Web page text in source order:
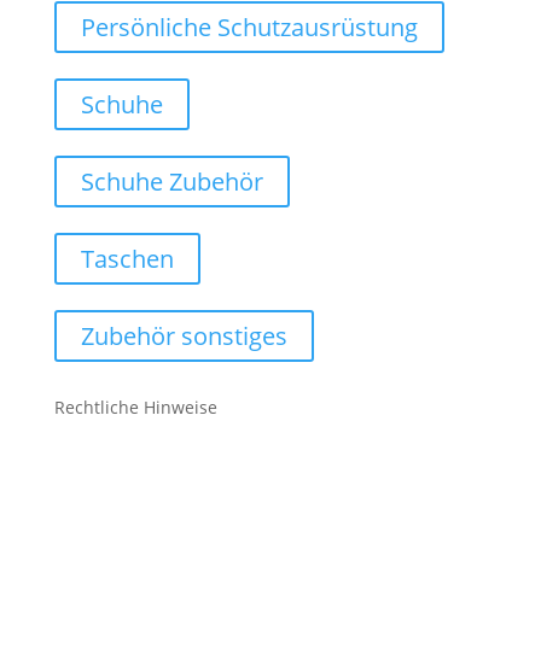
Persönliche Schutzausrüstung
Schuhe
Schuhe Zubehör
Taschen
Zubehör sonstiges
Rechtliche Hinweise